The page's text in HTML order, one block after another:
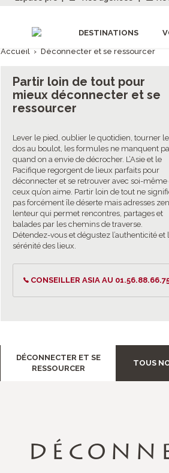
DESTINATIONS
Accueil › Déconnecter et se ressourcer
Partir loin de tout pour
mieux déconnecter et se
ressourcer
Lever le pied, oublier le quotidien, tourner le
dos au boulot, les formules ne manquent
quand on a envie de décrocher. L’Asie et le
Pacifique regorgent de lieux parfaits pour
déconnecter et se retrouver avec soi-même
ceux qu’on aime. Partir loin de tout ne
pas forcément île déserte mais adresses
lenteur qui permet rencontres, partages et
balades par les chemins de traverse.
Détendez-vous et dégustez l’authenticité et
sérénité des lieux.
CONSEILLER ASIA AU
DÉCONNECTER ET SE
RESSOURCER
TOUS